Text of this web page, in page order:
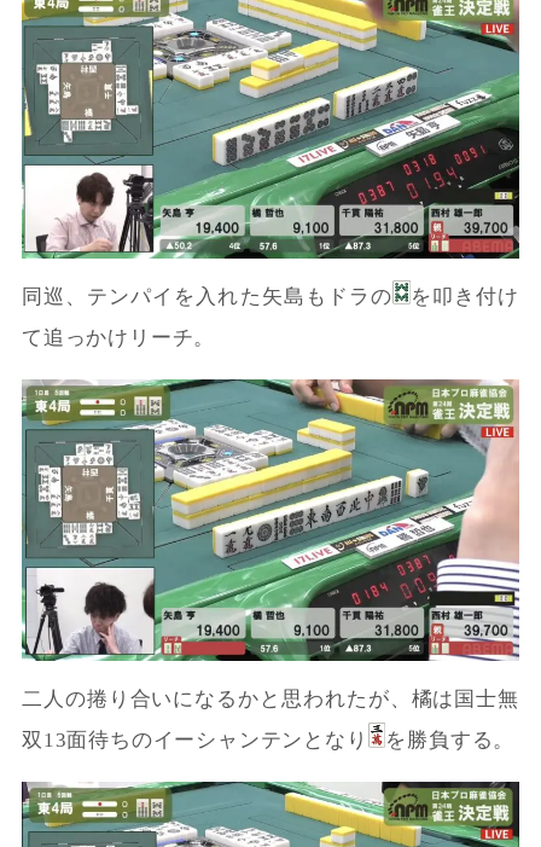
同巡、テンパイを入れた矢島もドラの
を叩き付け
て追っかけリーチ。
二人の捲り合いになるかと思われたが、橘は国士無
双13面待ちのイーシャンテンとなり
を勝負する。